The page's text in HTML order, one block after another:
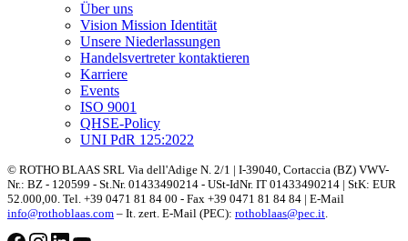
Über uns
Vision Mission Identität
Unsere Niederlassungen
Handelsvertreter kontaktieren
Karriere
Events
ISO 9001
QHSE-Policy
UNI PdR 125:2022
© ROTHO BLAAS SRL Via dell'Adige N. 2/1 | I-39040, Cortaccia (BZ) VWV-
Nr.: BZ - 120599 - St.Nr. 01433490214 - USt-IdNr. IT 01433490214 | StK: EUR
52.000,00. Tel. +39 0471 81 84 00 - Fax +39 0471 81 84 84 | E-Mail
info@rothoblaas.com – It. zert. E-Mail (PEC): rothoblaas@pec.it.